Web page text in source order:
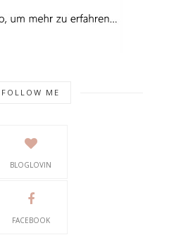
FOLLOW ME
BLOGLOVIN
FACEBOOK